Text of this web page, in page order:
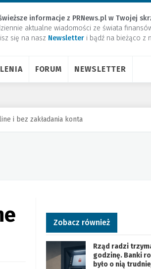
informacje z PRNews.pl w Twojej
aktualne wiadomości ze świata
się na nasz Newsletter ​i bądź na bieżąco z
FORUM NEWSLETTER
i bez zakładania konta
Zobacz również
Rząd radzi
godzinę. Banki
było o nią